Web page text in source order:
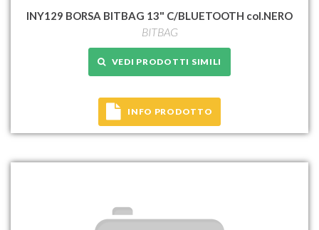
INY129 BORSA BITBAG 13" C/BLUETOOTH col.NERO
BITBAG
VEDI PRODOTTI SIMILI
INFO PRODOTTO